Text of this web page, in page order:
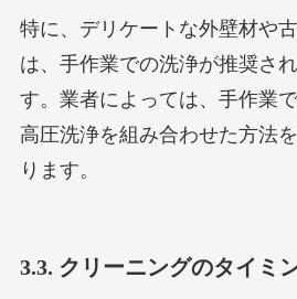
特に、デリケートな外壁材や
は、手作業での洗浄が推奨さ
す。業者によっては、手作業
高圧洗浄を組み合わせた方法
ります。
3.3. クリーニングのタイミ